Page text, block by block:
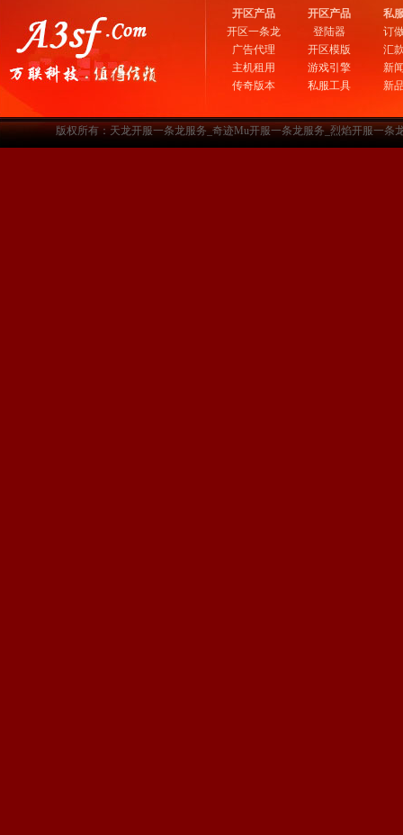
开区产品
开区一条龙
广告代理
主机租用
传奇版本
开区产品
登陆器
开区模版
游戏引擎
私服工具
私
订
汇
新
新
版权所有：天龙开服一条龙服务_奇迹Mu开服一条龙服务_烈焰开服一条